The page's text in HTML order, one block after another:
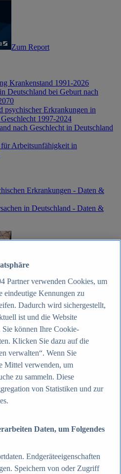
Zum Report
Krankenstand 1991-2026
Deutschland bei Geburt nach
psychischer Erkrankungen in
1997-2024
nach Geschlecht in Deutschland
Arbeitsunfähigkeit in
Erkrankungen - Daten &
in Deutschland - Daten &
Zum Report
Nutzer weltweit 2012-2025
den meisten Nutzern weltweit
Deutschland nach Generationen
nach Alter und Geschlecht in
2016-2025
& Fakten
Partner verwenden Cookies, um
eindeutige Kennungen zu
Dadurch wird sichergestellt,
ist und die Website
können Ihre Cookie-
Klicken Sie dazu auf die
verwalten“. Wenn Sie
Mittel verwenden, um
zu sammeln. Diese
von Statistiken und zur
Daten, um Folgendes
Endgeräteeigenschaften
Speichern von oder Zugriff